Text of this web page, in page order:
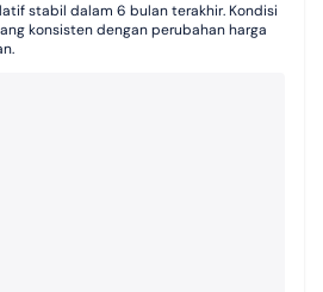
stabil dalam 6 bulan terakhir. Kondisi
konsisten dengan perubahan harga